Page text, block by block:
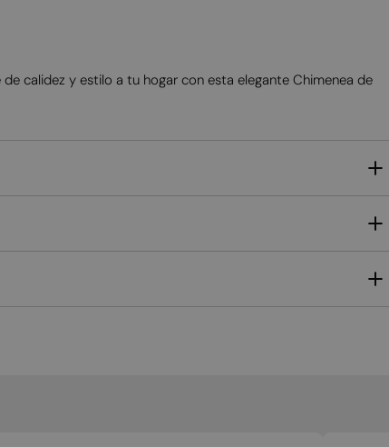
calidez y estilo a tu hogar con esta elegante Chimenea de
PORTUGUESE
SWEDISH